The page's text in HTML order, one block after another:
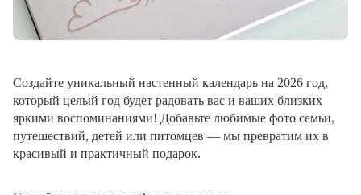
Создайте уникальный настенный календарь на 2026 год,
который целый год будет радовать вас и ваших близких
яркими воспоминаниями! Добавьте любимые фото семьи,
путешествий, детей или питомцев — мы превратим их в
красивый и практичный подарок.